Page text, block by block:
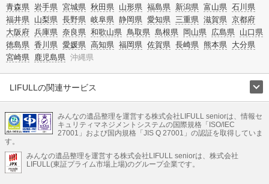
青森県 岩手県 宮城県 秋田県 山形県 福島県 新潟県 富山県 石川県
福井県 山梨県 長野県 岐阜県 静岡県 愛知県 三重県 滋賀県 京都府
大阪府 兵庫県 奈良県 和歌山県 鳥取県 島根県 岡山県 広島県 山口県
徳島県 香川県 愛媛県 高知県 福岡県 佐賀県 長崎県 熊本県 大分県
宮崎県 鹿児島県 沖縄県
LIFULLの関連サービス
不動産・住宅
引越し 老人ホーム 地方創生 ママの就労支援
不動産クラウドファンディング 遺品整理 老後の暮らし情報
LIFULL HOME'Sのサービス
不動産・住宅
みんなの遺品整理を運営する株式会社LIFULL seniorは、情報セ
キュリティマネジメントシステムの国際規格「ISO/IEC
27001」および国内規格「JIS Q 27001」の認証を取得していま
す。
みんなの遺品整理を運営する株式会社LIFULL seniorは、株式会社
LIFULL(東証プライム市場上場)のグループ企業です。